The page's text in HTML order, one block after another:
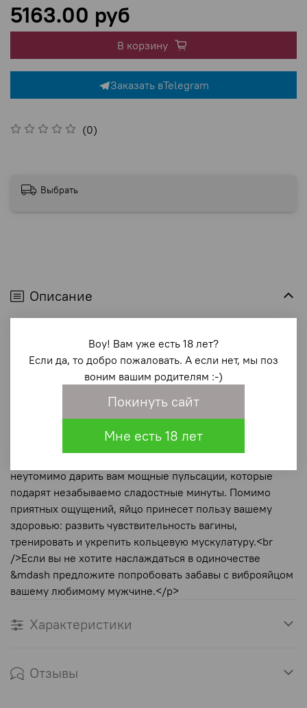
(0)
5163.00 руб
В корзину
Заказать вTelegram
Выбрать
Описание
гладкое яичко может скрывать в себе весьма пикантный
сюрприз &ndash удобные небольшие размеры
позволяют виброяйцу неутомимо дарить чувственные
ритмы, где бы Вы не находились: дома, на прогулке, в
автомобиле.. И при этом оно достаточно мощное, чтобы
возбуждение.<br />Стильный пульт дистанционного
неутомимо дарить вам мощные пульсации, которые
подарят незабываемо сладостные минуты. Помимо
приятных ощущений, яйцо принесет пользу вашему
здоровью: развить чувствительность вагины,
тренировать и укрепить кольцевую мускулатуру.<br
/>Если вы не хотите наслаждаться в одиночестве
&mdash предложите попробовать забавы с виброяйцом
вашему любимому мужчине.</p>
Характеристики
Отзывы
Воу! Вам уже есть 18 лет?
Если да, то добро пожаловать. А если нет, мы поз
воним вашим родителям :-)
Покинуть сайт
Мне есть 18 лет